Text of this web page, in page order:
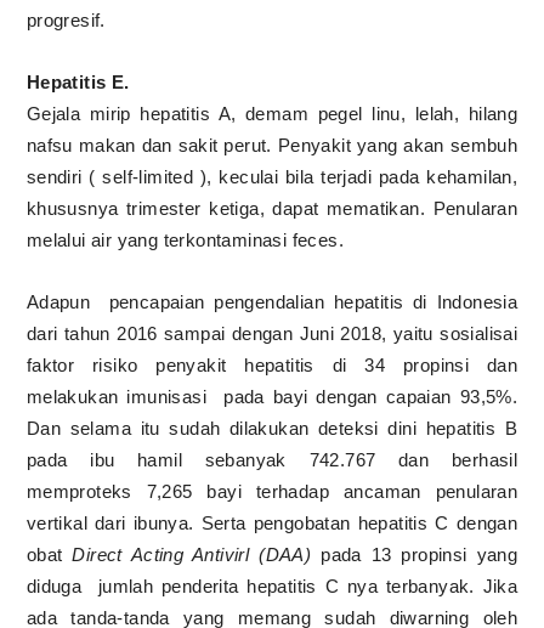
progresif.
Hepatitis E.
Gejala mirip hepatitis A, demam pegel linu, lelah, hilang
nafsu makan dan sakit perut. Penyakit yang akan sembuh
sendiri ( self-limited ), keculai bila terjadi pada kehamilan,
khususnya trimester ketiga, dapat mematikan. Penularan
melalui air yang terkontaminasi feces.
Adapun
pencapaian pengendalian hepatitis di Indonesia
dari tahun 2016 sampai dengan Juni 2018, yaitu sosialisai
faktor risiko penyakit hepatitis di 34 propinsi dan
melakukan imunisasi
pada bayi dengan capaian 93,5%.
Dan selama itu sudah dilakukan deteksi dini hepatitis B
pada ibu hamil sebanyak 742.767 dan berhasil
memproteks 7,265 bayi terhadap ancaman penularan
vertikal dari ibunya. Serta pengobatan hepatitis C dengan
obatDirect Acting Antivirl (DAA) pada 13 propinsi yang
diduga
jumlah penderita hepatitis C nya terbanyak. Jika
ada tanda-tanda yang memang sudah diwarning oleh